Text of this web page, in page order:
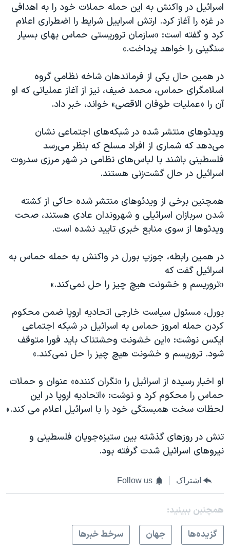
اسرائیل در جنگ
نرگس محمدی برنده جایزه نوبل صلح
همایش محافظه‌کاران آمریکا «سی‌پک»
سفر پرزیدنت ترامپ به چین
اسرائیل در واکنش به این حمله حملات خود را به اهدافی
در غزه را آغاز کرد. ارتش اسراییل شرایط را اضطراری اعلام
کرد و گفته است: «سازمان تروریستی حماس بهای بسیار
سنگینی را خواهد پرداخت.»
در همین حال یکی از فرماندهان شاخه نظامی گروه
اسلامگرای حماس، محمد ضیف، نیز از آغاز عملیاتی که او
آن را «عملیات طوفان الاقصی» خواند، خبر داد.
ویدئوهای منتشر شده در شبکه‌های اجتماعی نشان
می‌دهد که شماری از افراد مسلح که بنظر می‌رسد
فلسطینی باشند با لباس‌های نظامی در شهر مرزی سدروت
اسرائیل در حال گشت‌زنی هستند.
همچنین برخی از ویدئوهای منتشر شده حاکی از کشته
شدن سربازان اسرائیلی و شهروندان عادی هستند، صحت
ویدئوها از سوی منابع خبری تایید نشده است.
در همین رابطه، جوزپ بورل در واکنش به حمله حماس به
اسرائیل گفت که
«تروریسم و خشونت هیچ چیز را حل نمی‌کند.»
بورل، مسئول سیاست خارجی اتحادیه اروپا ضمن محکوم
کردن حمله امروز حماس به اسرائیل در شبکه اجتماعی
ایکس نوشت: «این خشونت وحشتناک باید فورا متوقف
شود. تروریسم و خشونت هیچ چیز را حل نمی‌کند.»
او اخبار رسیده از اسرائیل را «نگران کننده» عنوان و حملات
حماس را محکوم کرد و نوشت: «اتحادیه اروپا در این
لحظات سخت همبستگی خود را با اسرائیل اعلام می کند.»
تنش در روزهای گذشته بین ستیزه‌جویان فلسطینی و
نیروهای اسرائیل شدت گرفته بود.
اشتراک Follow us
همچنبن ببینید:
گزيده‌ها
جهان
سرخط خبرها